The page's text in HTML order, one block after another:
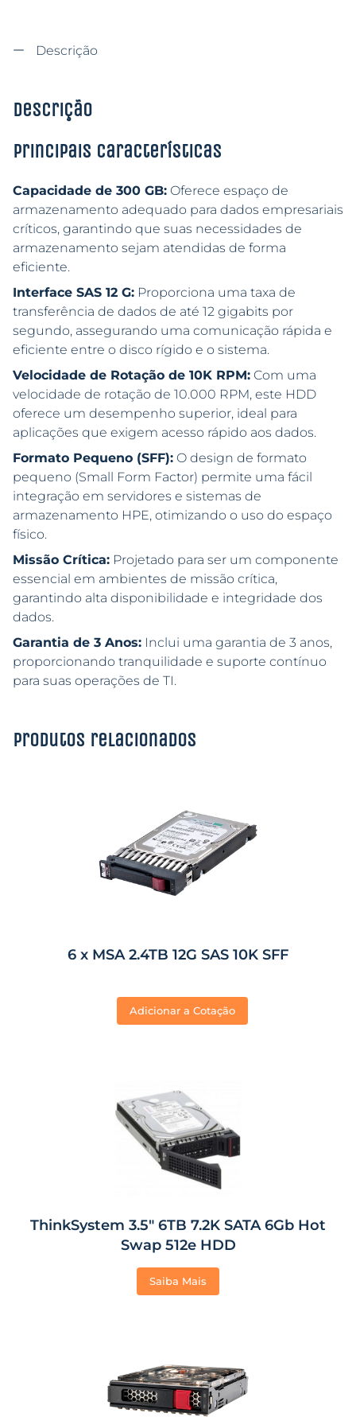
Descrição
Descrição
Principais características
Capacidade de 300 GB: Oferece espaço de
armazenamento adequado para dados empresariais
críticos, garantindo que suas necessidades de
armazenamento sejam atendidas de forma
eficiente.
Interface SAS 12 G: Proporciona uma taxa de
transferência de dados de até 12 gigabits por
segundo, assegurando uma comunicação rápida e
eficiente entre o disco rígido e o sistema.
Velocidade de Rotação de 10K RPM: Com uma
velocidade de rotação de 10.000 RPM, este HDD
oferece um desempenho superior, ideal para
aplicações que exigem acesso rápido aos dados.
Formato Pequeno (SFF): O design de formato
pequeno (Small Form Factor) permite uma fácil
integração em servidores e sistemas de
armazenamento HPE, otimizando o uso do espaço
físico.
Missão Crítica: Projetado para ser um componente
essencial em ambientes de missão crítica,
garantindo alta disponibilidade e integridade dos
dados.
Garantia de 3 Anos: Inclui uma garantia de 3 anos,
proporcionando tranquilidade e suporte contínuo
para suas operações de TI.
Produtos relacionados
6 x MSA 2.4TB 12G SAS 10K SFF
Adicionar a Cotação
ThinkSystem 3.5″ 6TB 7.2K SATA 6Gb Hot
Swap 512e HDD
Saiba Mais